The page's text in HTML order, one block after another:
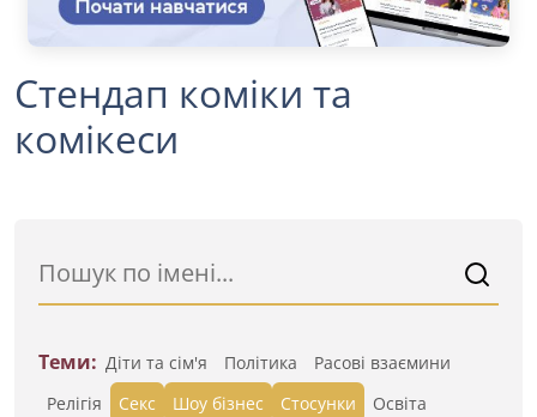
Стендап коміки та
комікеси
Теми: Діти та сім'я Політика
Расові взаємини
Релігія
Секс Шоу бізнес Стосунки
Освіта